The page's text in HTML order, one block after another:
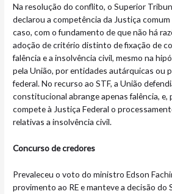
Na resolução do conflito, o Superior
declarou a competência da Justiça
caso, com o fundamento de que não há
adoção de critério distinto de fixação de
falência e a insolvência civil, mesmo na
pela União, por entidades autárquicas ou
federal. No recurso ao STF, a União
constitucional abrange apenas falência, e,
compete à Justiça Federal o
relativas a insolvência civil.
Concurso de credores
Prevaleceu o voto do ministro Edson
provimento ao RE e manteve a decisão do